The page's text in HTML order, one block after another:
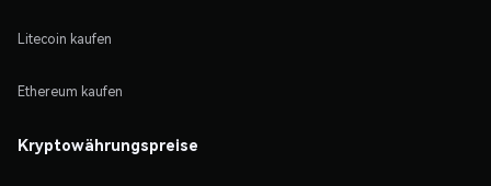
Litecoin kaufen
Ethereum kaufen
Kryptowährungspreise